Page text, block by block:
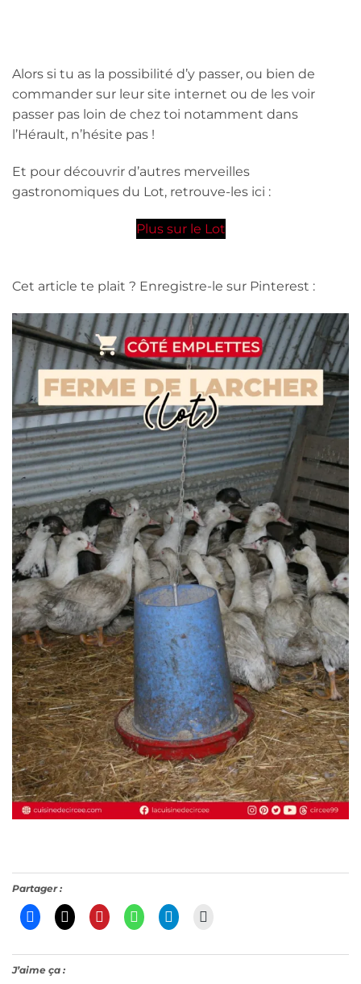
Alors si tu as la possibilité d’y passer, ou bien de
commander sur leur site internet ou de les voir
passer pas loin de chez toi notamment dans
l’Hérault, n’hésite pas !
Et pour découvrir d’autres merveilles
gastronomiques du Lot, retrouve-les ici :
Plus sur le Lot
Cet article te plait ? Enregistre-le sur Pinterest :
Partager :
J’aime ça :